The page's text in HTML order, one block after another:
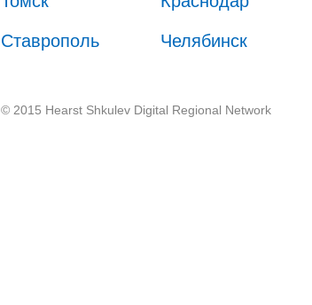
Ставрополь Челябинск
© 2015 Hearst Shkulev Digital Regional Network